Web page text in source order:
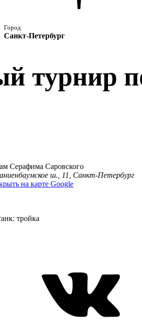
Город
Санкт-Петербург
турнир
Серафима Саровского
ш., 11, Санкт-Петербург
на карте Google
тройка